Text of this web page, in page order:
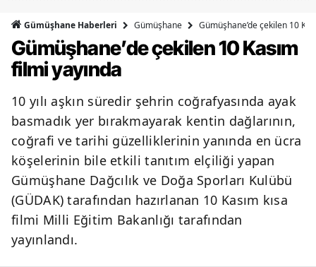
Bingöl
Bolu
Bursa
Çanakkale
Çankırı
Gümüşhane Haberleri Gümüşhane Gümüşhane’de çekilen 10
Gümüşhane’de çekilen 10 Kasım
filmi yayında
10 yılı aşkın süredir şehrin coğrafyasında ayak
basmadık yer bırakmayarak kentin dağlarının,
coğrafi ve tarihi güzelliklerinin yanında en ücra
köşelerinin bile etkili tanıtım elçiliği yapan
Gümüşhane Dağcılık ve Doğa Sporları Kulübü
(GÜDAK) tarafından hazırlanan 10 Kasım kısa
filmi Milli Eğitim Bakanlığı tarafından
yayınlandı.